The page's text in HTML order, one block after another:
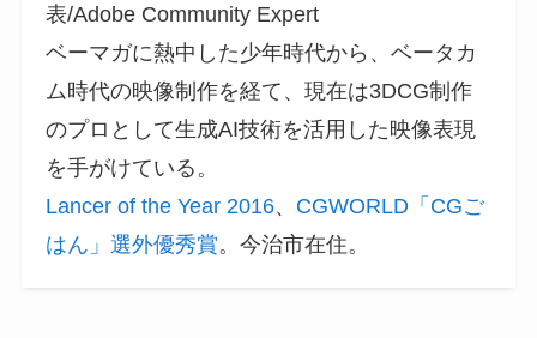
表/Adobe Community Expert
ベーマガに熱中した少年時代から、ベータカ
ム時代の映像制作を経て、現在は3DCG制作
のプロとして生成AI技術を活用した映像表現
を手がけている。
Lancer of the Year 2016、 CGWORLD「CGご
はん」選外優秀賞。今治市在住。